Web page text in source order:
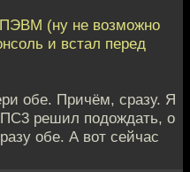
(ну не возможно
и встал перед
обе. Причём, сразу. Я
ПС3 решил подождать, о
обе. А вот сейчас